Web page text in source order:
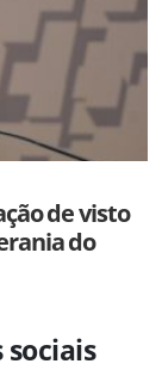
de visto
do